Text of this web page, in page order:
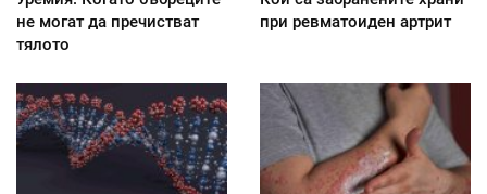
не могат да пречистват
тялото
при ревматоиден артрит